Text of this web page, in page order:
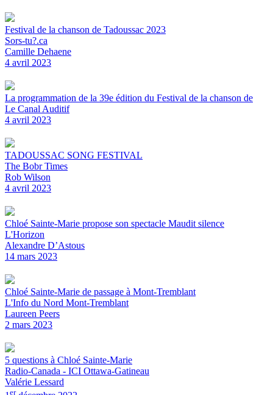
Festival de la chanson de Tadoussac 2023
Sors-tu?.ca
Camille Dehaene
4 avril 2023
La programmation de la 39e édition du Festival de la chanson de
Le Canal Auditif
4 avril 2023
TADOUSSAC SONG FESTIVAL
The Bobr Times
Rob Wilson
4 avril 2023
Chloé Sainte-Marie propose son spectacle Maudit silence
L'Horizon
Alexandre D’Astous
14 mars 2023
Chloé Sainte-Marie de passage à Mont-Tremblant
L'Info du Nord Mont-Tremblant
Laureen Peers
2 mars 2023
5 questions à Chloé Sainte-Marie
Radio-Canada - ICI Ottawa-Gatineau
Valérie Lessard
er